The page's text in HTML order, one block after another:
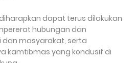
dapat terus dilakukan
hubungan dan
dan masyarakat, serta
kamtibmas yang kondusif di